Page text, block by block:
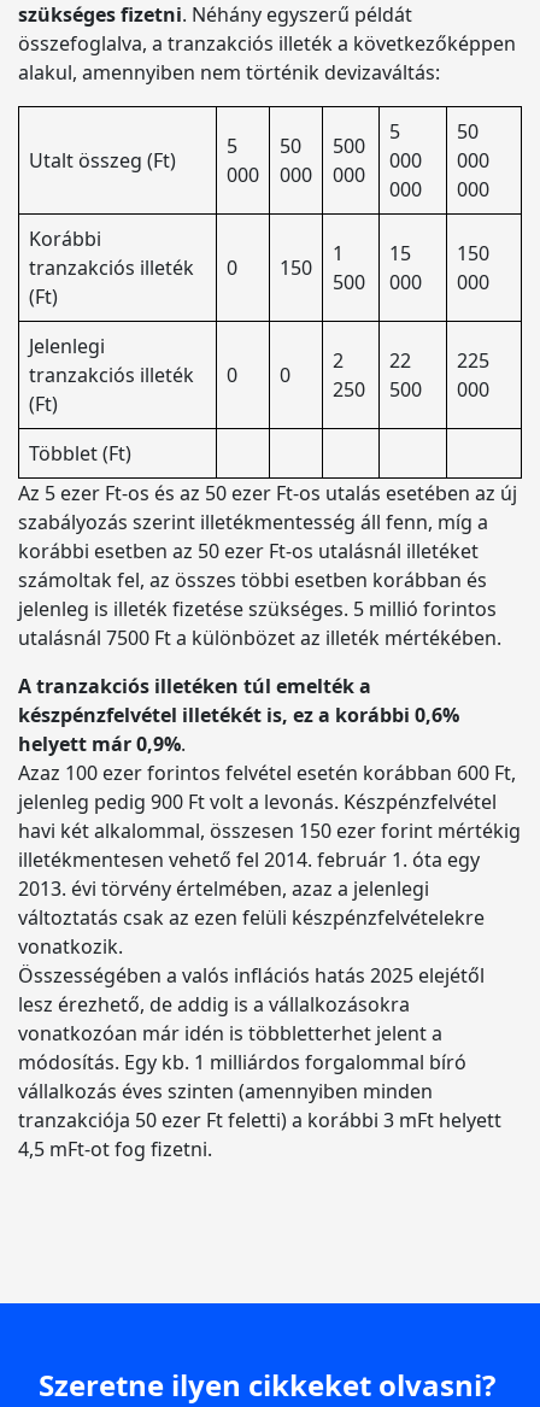
szükséges fizetni. Néhány egyszerű példát
összefoglalva, a tranzakciós illeték a következőképpen
alakul, amennyiben nem történik devizaváltás:
Utalt összeg (Ft)
5
000
50
000
500
000
5
000
000
50
000
000
Korábbi
tranzakciós illeték
(Ft)
0 150
1
500
15
000
150
000
Jelenlegi
tranzakciós illeték
(Ft)
0 0
2
250
22
500
225
000
Többlet (Ft)
Az 5 ezer Ft-os és az 50 ezer Ft-os utalás esetében az új
szabályozás szerint illetékmentesség áll fenn, míg a
korábbi esetben az 50 ezer Ft-os utalásnál illetéket
számoltak fel, az összes többi esetben korábban és
jelenleg is illeték fizetése szükséges. 5 millió forintos
utalásnál 7500 Ft a különbözet az illeték mértékében.
A tranzakciós illetéken túl emelték a
készpénzfelvétel illetékét is, ez a korábbi 0,6%
helyett már 0,9%.
Azaz 100 ezer forintos felvétel esetén korábban 600 Ft,
jelenleg pedig 900 Ft volt a levonás. Készpénzfelvétel
havi két alkalommal, összesen 150 ezer forint mértékig
illetékmentesen vehető fel 2014. február 1. óta egy
2013. évi törvény értelmében, azaz a jelenlegi
változtatás csak az ezen felüli készpénzfelvételekre
vonatkozik.
Összességében a valós inflációs hatás 2025 elejétől
lesz érezhető, de addig is a vállalkozásokra
vonatkozóan már idén is többletterhet jelent a
módosítás. Egy kb. 1 milliárdos forgalommal bíró
vállalkozás éves szinten (amennyiben minden
tranzakciója 50 ezer Ft feletti) a korábbi 3 mFt helyett
4,5 mFt-ot fog fizetni.
Szeretne ilyen cikkeket olvasni?